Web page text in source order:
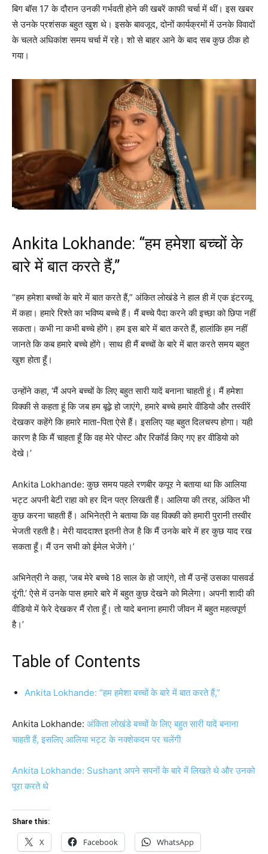
बिग बॉस 17 के दौरान उनकी गर्भवती होने की खबरें काफी चर्चा में थीं। इस खबर
से उनके प्रशंसक बहुत खुश थे। इसके बावजूद, दोनों कार्यक्रमों में उनके विवादों
के चलते अधिकांश समय चर्चा में रहे। शो से बाहर आने के बाद सब कुछ ठीक हो
गया।
Ankita Lokhande: “हम हमेशा बच्चों के
बारे में बात करते हैं,”
“हम हमेशा बच्चों के बारे में बात करते हैं,” अंकित लोखंडे ने हाल ही में एक इंटरव्यू
में कहा। हमारे रिश्ते का भविष्य बच्चे हैं। मैं बच्चे पैदा करने की इच्छा को छिपा नहीं
सकता। कभी ना कभी बच्चे होंगे। हम इस बारे में बात करते हैं, हालांकि हम नहीं
जानते कि कब हमारे बच्चे होंगे। साथ ही मैं बच्चों के बारे में बात करते समय बहुत
खुश होता हूँ।
उन्होंने कहा, ‘मैं अपने बच्चों के लिए बहुत सारी यादें बनाना चाहती हूं। मैं हमेशा
विक्की से कहता हूं कि जब हम बूढ़े हो जाएंगे, हमारे बच्चे हमारे वीडियो और तस्वीरें
देखकर कहेंगे कि हमारे माता-पिता ऐसे हैं। इसलिए यह बहुत दिलचस्प होगा। यही
कारण है कि मैं चाहता हूँ कि वह मेरे पोस्ट और रिकॉर्ड किए गए हर वीडियो को
देखे।’
Ankita Lokhande: कुछ समय पहले रणबीर कपूर ने बताया था कि आलिया
भट्ट अपनी बेटी राहा को हर दिन पत्र लिखती हैं। आलिया की तरह, अंकित भी
कुछ करना चाहती हैं। अभिनेत्री ने बताया कि वह विक्की को हमारी पुरानी तस्वीर
भेजती रहती है। मेरी याददाश्त इतनी तेज है कि मैं उनके बारे में हर कुछ याद रख
सकता हूँ। मैं उन सभी को ईमेल भेजेंगे।’
अभिनेत्री ने कहा, ‘जब मेरे बच्चे 18 साल के हो जाएंगे, तो मैं उन्हें उसका पासवर्ड
दूंगी.’ ऐसे में उनके पास हमारे बारे में बहुत कुछ देखने को मिलेगा। अपनी शादी की
वीडियो में फेरे देखकर मैं रोता हूँ। तो यादे बनाना हमारी जीवन में बहुत महत्वपूर्ण
है।’
Table of Contents
Ankita Lokhande: “हम हमेशा बच्चों के बारे में बात करते हैं,”
Ankita Lokhande: अंकिता लोखंडे बच्चों के लिए बहुत सारी यादें बनाना
चाहती हैं, इसलिए आलिया भट्ट के नक्शेकदम पर चलेंगी
Ankita Lokhande: Sushant अपने सपनों के बारे में लिखते थे और उनको
पूरा करते थे
Share this:
X Facebook WhatsApp